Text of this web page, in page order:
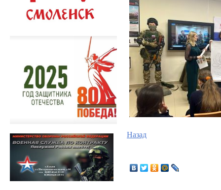
Назад